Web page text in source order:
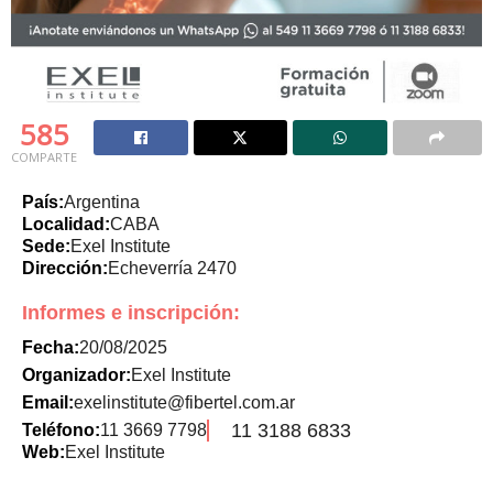
585
COMPARTE
País:Argentina
Localidad:CABA
Sede:Exel Institute
Dirección:Echeverría 2470
Informes e inscripción:
Fecha:20/08/2025
Organizador:Exel Institute
Email:exelinstitute@fibertel.com.ar
Teléfono:11 3669 7798 11 3188 6833
Web:Exel Institute